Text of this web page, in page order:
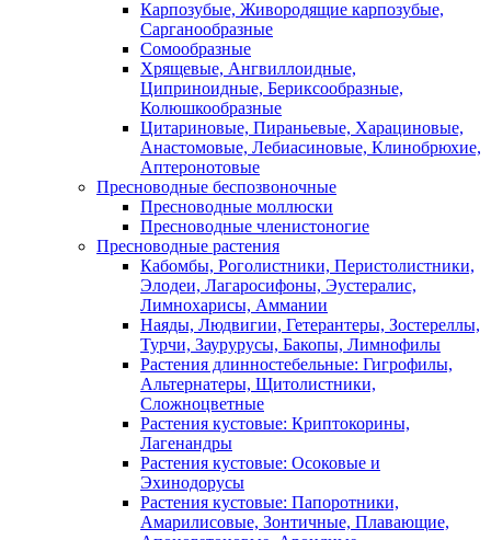
Карпозубые, Живородящие карпозубые,
Сарганообразные
Сомообразные
Хрящевые, Ангвиллоидные,
Циприноидные, Бериксообразные,
Колюшкообразные
Цитариновые, Пираньевые, Харациновые,
Анастомовые, Лебиасиновые, Клинобрюхие,
Аптеронотовые
Пресноводные беспозвоночные
Пресноводные моллюски
Пресноводные членистоногие
Пресноводные растения
Кабомбы, Роголистники, Перистолистники,
Элодеи, Лагаросифоны, Эустералис,
Лимнохарисы, Аммании
Наяды, Людвигии, Гетерантеры, Зостереллы,
Турчи, Заурурусы, Бакопы, Лимнофилы
Растения длинностебельные: Гигрофилы,
Альтернатеры, Щитолистники,
Сложноцветные
Растения кустовые: Криптокорины,
Лагенандры
Растения кустовые: Осоковые и
Эхинодорусы
Растения кустовые: Папоротники,
Амарилисовые, Зонтичные, Плавающие,